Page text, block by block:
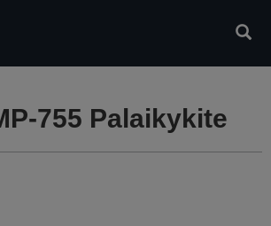
755 Palaikykite